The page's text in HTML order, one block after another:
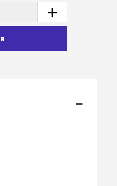
de réduction
+